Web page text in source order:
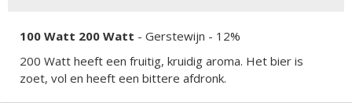
100 Watt 200 Watt - Gerstewijn - 12%
200 Watt heeft een fruitig, kruidig aroma. Het bier is
zoet, vol en heeft een bittere afdronk.